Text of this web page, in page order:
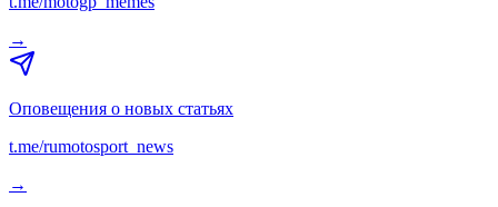
→
Оповещения о новых статьях
t.me/rumotosport_news
→